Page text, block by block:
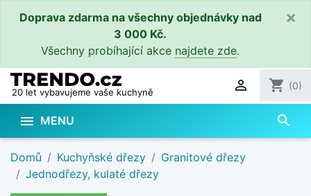
Doprava zdarma na všechny objednávky nad
3 000 Kč.
Všechny probíhající akce najdete zde.
×
20 let vybavujeme vaše kuchyně  shopping_cart (0)
 MENU search
Domů Kuchyňské dřezy
Granitové dřezy
Jednodřezy, kulaté dřezy